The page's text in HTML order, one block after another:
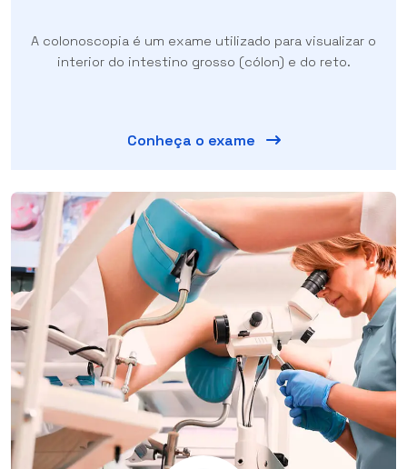
A colonoscopia é um exame utilizado para visualizar o
interior do intestino grosso (cólon) e do reto.
Conheça o exame